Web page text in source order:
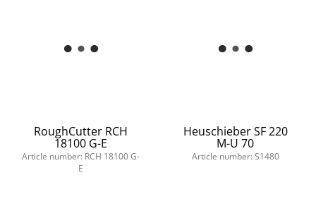
RoughCutter RCH
18100 G-E
Article number: RCH 18100 G-
E
Heuschieber SF 220
M-U 70
Article number: S1480